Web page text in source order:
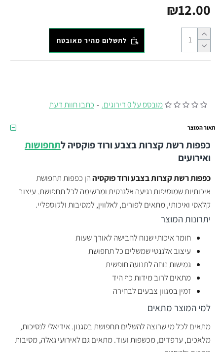
מובסס על 0 דירוגים. - כתבו חוות דעת
₪12.00
לתשלום מהיר מאובטח
תאור המוצר
כפפות רשת קצרות בצבע ורוד פוקסיהלתחפושות
ואירועים
כפפות רשת קצרות בצבע ורוד פוקסיההן כפפות תחפושת
איכותיות שמוסיפות נגיעה אלגנטית ומרשימה לכל תחפושת. עיצוב
קלאסי ואיכותי, מתאים לפורים, לאלווין, למסיבות ולקוספליי.
יתרונות המוצר
חומר איכותי שנוח לחבישה לאורך שעות
עיצוב אלגנטי שמשלים כל תחפושת
גמישות נוחה לתנועה חופשית
מתאים לרוב מידות כף היד
זמין במגוון צבעים לבחירה
למי המוצר מתאים
מתאים לכל מי שרוצה להשלים תחפושת בסגנון. אידיאלי לנסיכות,
מלאכים, ערפדים, מכשפות ועוד. מתאים גם לאירועי גאלה, מסיבות